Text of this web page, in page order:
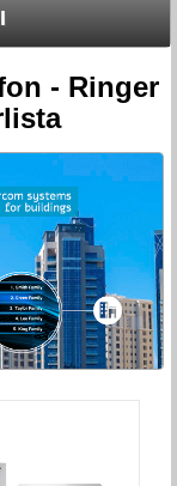
- Ringer